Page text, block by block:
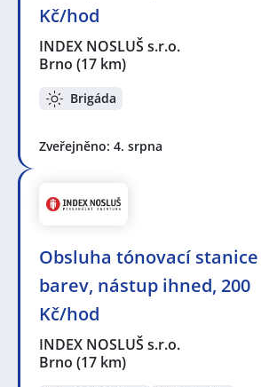
Kč/hod
INDEX NOSLUŠ s.r.o.
Brno (17 km)
Brigáda
Zveřejněno: 4. srpna
Obsluha tónovací stanice
barev, nástup ihned, 200
Kč/hod
INDEX NOSLUŠ s.r.o.
Brno (17 km)